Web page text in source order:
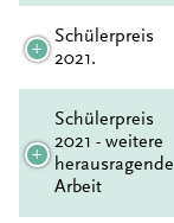
Schülerpreis
2021.
Schülerpreis
2021 - weitere
herausragende
Arbeit